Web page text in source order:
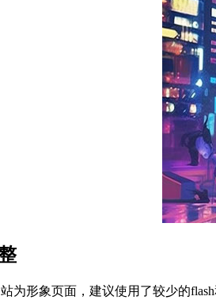
为形象页面，建议使用了较少的